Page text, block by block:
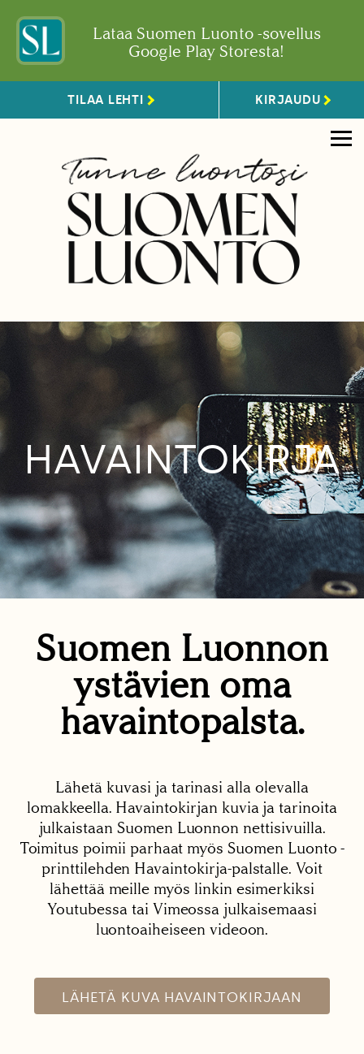
Lataa Suomen Luonto -sovellus
Google Play Storesta!
TILAA LEHTI KIRJAUDU
HAVAINTOKIRJA
Suomen Luonnon
ystävien oma
havaintopalsta.
Lähetä kuvasi ja tarinasi alla olevalla
lomakkeella. Havaintokirjan kuvia ja tarinoita
julkaistaan Suomen Luonnon nettisivuilla.
Toimitus poimii parhaat myös Suomen Luonto -
printtilehden Havaintokirja-palstalle. Voit
lähettää meille myös linkin esimerkiksi
Youtubessa tai Vimeossa julkaisemaasi
luontoaiheiseen videoon.
LÄHETÄ KUVA HAVAINTOKIRJAAN